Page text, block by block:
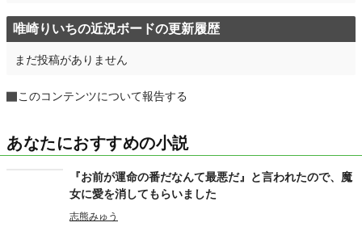
唯崎りいちの近況ボードの更新履歴
まだ投稿がありません
このコンテンツについて報告する
あなたにおすすめの小説
『お前が運命の番だなんて最悪だ』と言われたので、魔
女に愛を消してもらいました
志熊みゅう